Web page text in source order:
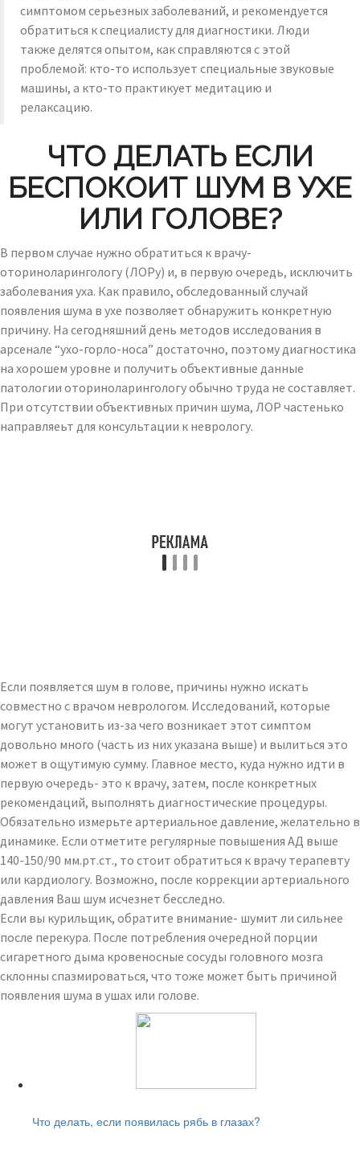
симптомом серьезных заболеваний, и рекомендуется
обратиться к специалисту для диагностики. Люди
также делятся опытом, как справляются с этой
проблемой: кто-то использует специальные звуковые
машины, а кто-то практикует медитацию и
релаксацию.
ЧТО ДЕЛАТЬ ЕСЛИ
БЕСПОКОИТ ШУМ В УХЕ
ИЛИ ГОЛОВЕ?
В первом случае нужно обратиться к врачу-
оториноларингологу (ЛОРу) и, в первую очередь, исключить
заболевания уха. Как правило, обследованный случай
появления шума в ухе позволяет обнаружить конкретную
причину. На сегодняшний день методов исследования в
арсенале “ухо-горло-носа” достаточно, поэтому диагностика
на хорошем уровне и получить объективные данные
патологии оториноларингологу обычно труда не составляет.
При отсутствии объективных причин шума, ЛОР частенько
направляеьт для консультации к неврологу.
Если появляется шум в голове, причины нужно искать
совместно с врачом неврологом. Исследований, которые
могут установить из-за чего возникает этот симптом
довольно много (часть из них указана выше) и вылиться это
может в ощутимую сумму. Главное место, куда нужно идти в
первую очередь- это к врачу, затем, после конкретных
рекомендаций, выполнять диагностические процедуры.
Обязательно измерьте артериальное давление, желательно в
динамике. Если отметите регулярные повышения АД выше
140-150/90 мм.рт.ст., то стоит обратиться к врачу терапевту
или кардиологу. Возможно, после коррекции артериального
давления Ваш шум исчезнет бесследно.
Если вы курильщик, обратите внимание- шумит ли сильнее
после перекура. После потребления очередной порции
сигаретного дыма кровеносные сосуды головного мозга
склонны спазмироваться, что тоже может быть причиной
появления шума в ушах или голове.
Что делать, если появилась рябь в глазах?